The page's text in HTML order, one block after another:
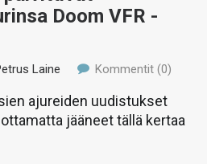
Doom VFR -
Laine Kommentit (0)
ajureiden uudistukset
jääneet tällä kertaa